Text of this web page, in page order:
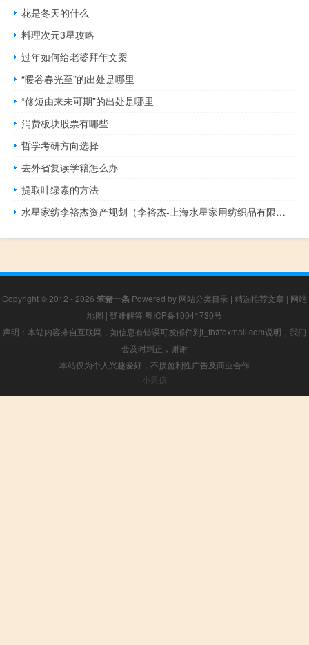
花是冬天的什么
料理次元3星攻略
过年如何给老婆拜年文案
“暖谷春光至”的出处是哪里
“修短由来未可期”的出处是哪里
消费板块股票有哪些
哲学考研方向选择
去外省复读学籍怎么办
提取叶绿素的方法
水星家纺李裕杰资产规划（李裕杰-上海水星家用纺织品有限公司创始人介绍）
Copyright © 2012 - 2026 笨猪一条 Powered by 网站分类目录 | 精选推荐文章 | 网站
地图 | 疑难解答 粤ICP备10041730号
声明：本站内容来自互联网，如信息有错误可发邮件到f_fb#foxmail.com说明，我们
会及时纠正，谢谢
本站仅为个人兴趣爱好，不接盈利性广告及商业合作
小男孩